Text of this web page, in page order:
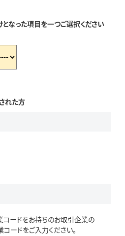
なった項目を一つご選択ください
れた方
ードをお持ちのお取引企業の
ードをご入力ください。